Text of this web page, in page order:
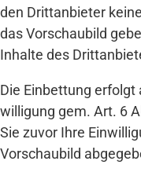
den Dritt­anbieter
das Vor­schau­bild
Inhalte des
Die Ein­bettung
willigung gem. Art. 6
Sie zuvor Ihre
Vorschau­bild